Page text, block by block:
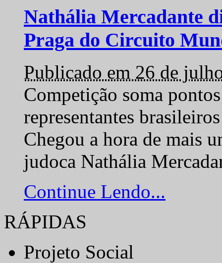
Nathália Mercadante
Praga do Circuito
Publicado em 26 de
Competição soma
representantes
Chegou a hora de mais
judoca Nathália
Continue Lendo...
RÁPIDAS
Projeto Social